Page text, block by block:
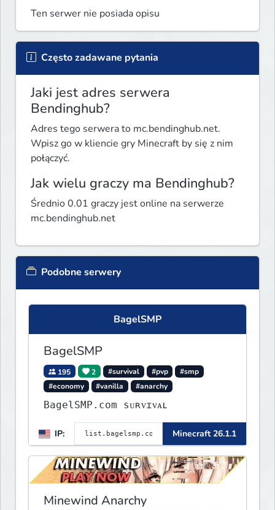
Ten serwer nie posiada opisu
Często zadawane pytania
Jaki jest adres serwera
Bendinghub?
Adres tego serwera to mc.bendinghub.net.
Wpisz go w kliencie gry Minecraft by się z nim
połączyć.
Jak wielu graczy ma Bendinghub?
Średnio 0.01 graczy jest online na serwerze
mc.bendinghub.net
Podobne serwery
BagelSMP
BagelSMP
195 2 #survival #pvp
#smp
#economy
#vanilla #anarchy
BagelSMP.com ѕᴜʀᴠɪᴠᴀʟ
IP: Minecraft 26.1.1
Minewind Anarchy